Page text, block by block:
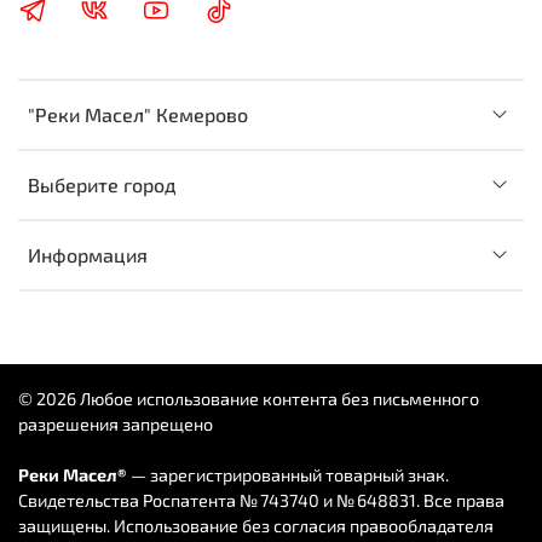
Renault RN0710 / RN0700
"Реки Масел" Кемерово
Выберите город
Информация
© 2026 Любое использование контента без письменного
разрешения запрещено
Реки Масел® — зарегистрированный товарный знак.
Свидетельства Роспатента № 743740 и № 648831. Все права
защищены. Использование без согласия правообладателя